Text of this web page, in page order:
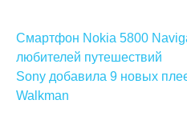
Навигация
по
записям
Смартфон Nokia 5800
любителей путешествий
Sony добавила 9 новых
Walkman